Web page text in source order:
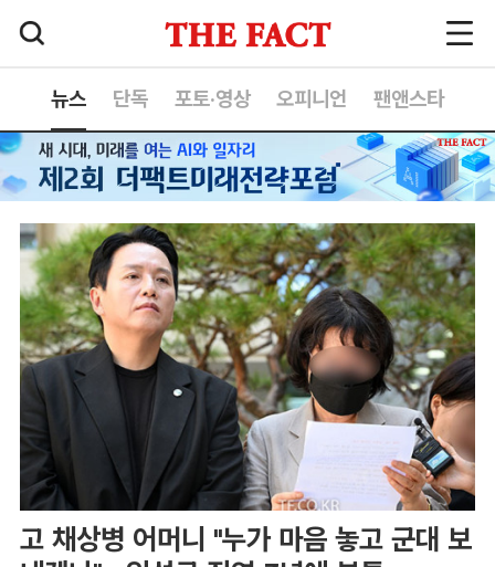
뉴스 단독 포토·영상 오피니언 팬앤스타
고 채상병 어머니 "누가 마음 놓고 군대 보